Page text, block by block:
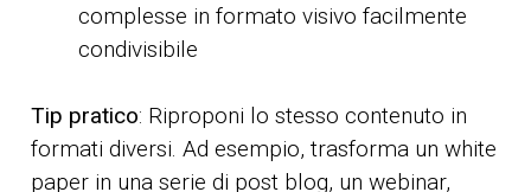
complesse in formato visivo facilmente
condivisibile
Tip pratico: Riproponi lo stesso contenuto in
formati diversi. Ad esempio, trasforma un white
paper in una serie di post blog, un webinar,